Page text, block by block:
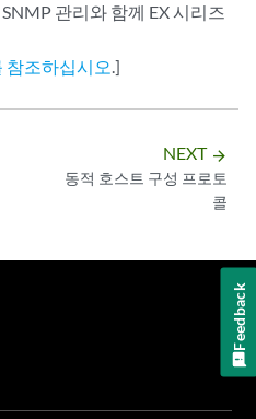
관리와 함께 EX 시리즈
참조하십시오.]
NEXT arrow_forward
동적 호스트 구성 프로토
콜
Feedback